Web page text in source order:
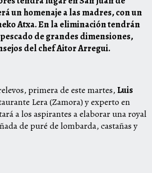
un homenaje a las madres, con un
Atxa. En la eliminación tendrán
de grandes dimensiones,
del chef Aitor Arregui.
primera de este martes,Luis
Lera (Zamora) y experto en
a los aspirantes a elaborar una royal
de puré de lombarda, castañas y